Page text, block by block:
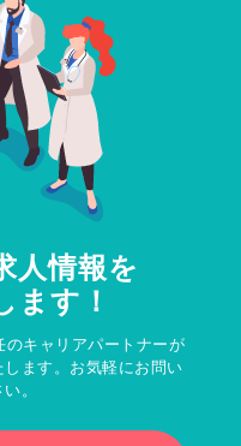
人情報を
ます！
のキャリアパートナーが
ます。お気軽にお問い
。